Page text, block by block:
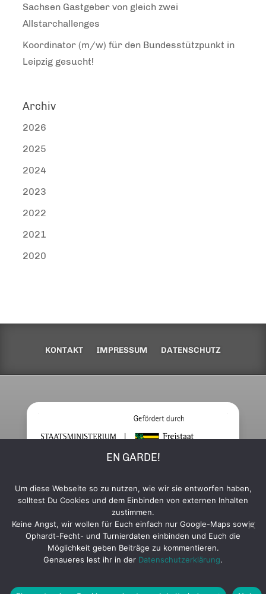
Sachsen Gastgeber von gleich zwei
Allstarchallenges
Koordinator (m/w) für den Bundesstützpunkt in
Leipzig gesucht!
Archiv
2026
2025
2024
2023
2022
2021
2020
KONTAKT IMPRESSUM DATENSCHUTZ
© 2026 Sächsischer Fechtverband e. V.
EN GARDE!
Um diese Webseite so zu nutzen, wie wir sie entworfen haben,
solltest Du Cookies und dem Einbinden von externen Inhalten
zustimmen.
Keine Angst, wir wollen für Euch einfach nur Google-Maps sowie
Ophardt-Fecht- und Turnierdaten einbinden und Euch die
Möglichkeit geben Beiträge zu kommentieren.
Genaueres lest ihr in der Datenschutzerklärung.